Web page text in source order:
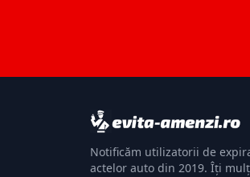
Notificăm utilizatorii de
actelor auto din 2019. Îți